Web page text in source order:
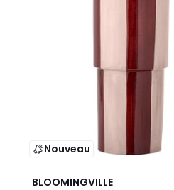
Nouveau
BLOOMINGVILLE
2